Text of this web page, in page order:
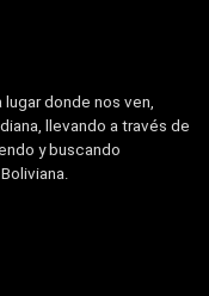
lugar donde nos ven,
llevando a través de
y buscando